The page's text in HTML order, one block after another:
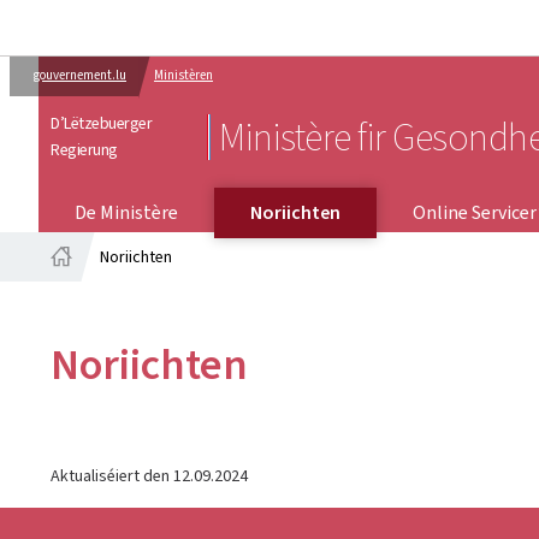
gouvernement.lu Ministèren
D’Lëtzebuerger
Regierung
Ministère fir
De Ministère Noriichten Online Servicer
Noriichten
Noriichten
Aktualiséiert den 12.09.2024